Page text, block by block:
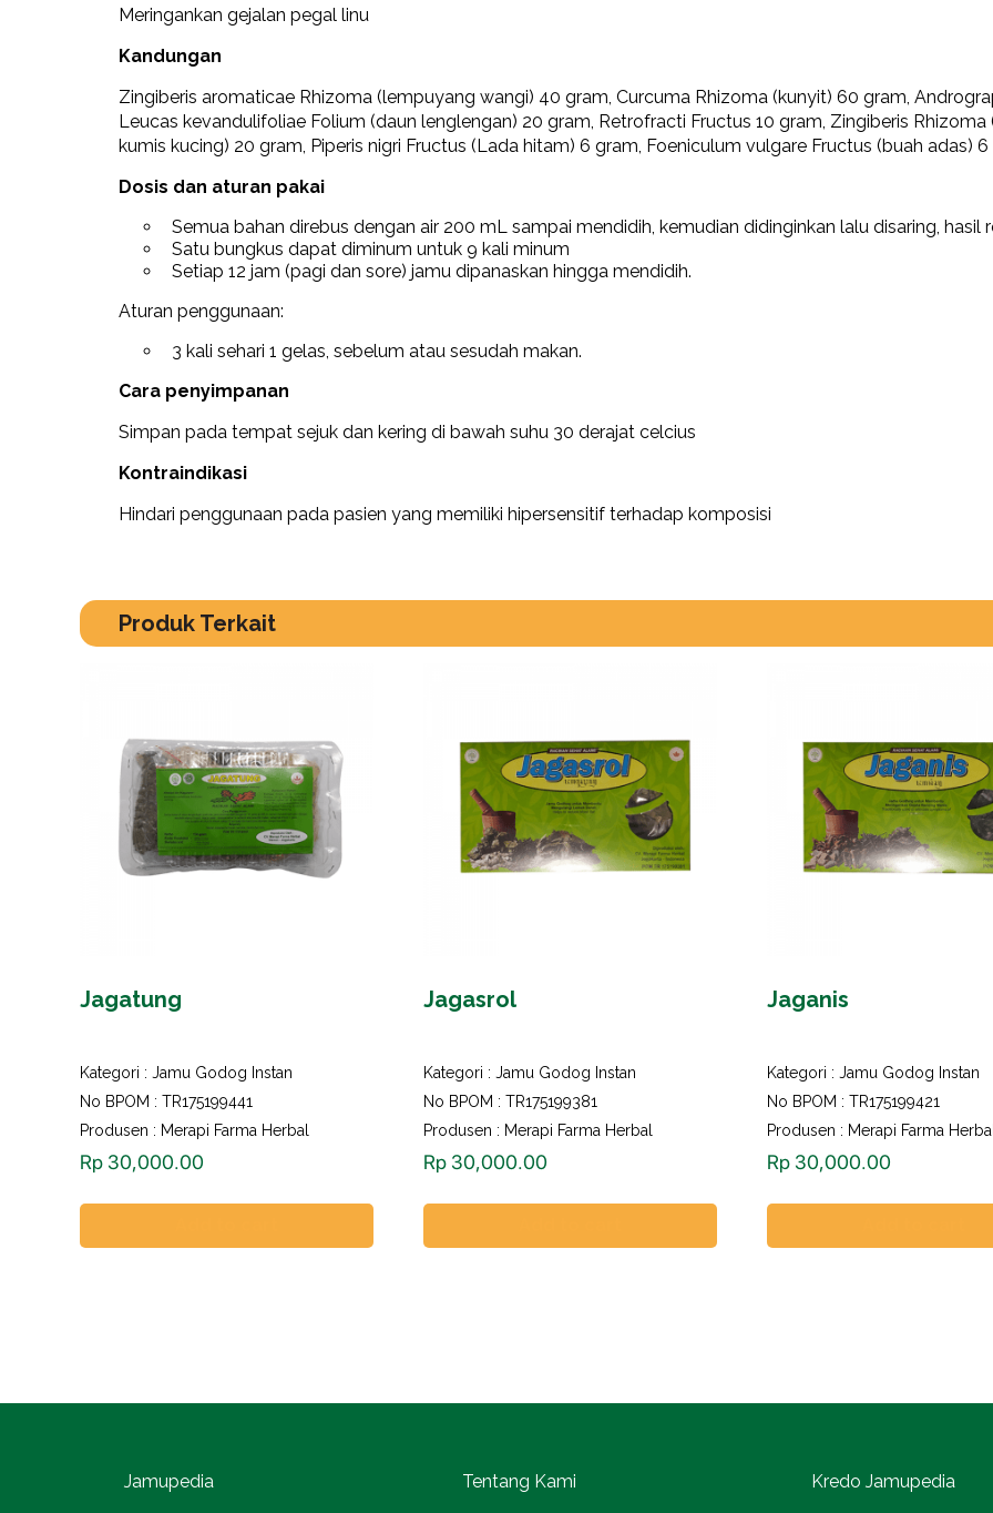
Meringankan gejalan pegal linu
Kandungan
Zingiberis aromaticae Rhizoma (lempuyang wangi) 40 gram, Curcuma Rhizoma (kunyit) 60 gram,
Leucas kevandulifoliae Folium (daun lenglengan) 20 gram, Retrofracti Fructus 10 gram, Zingiberis
kumis kucing) 20 gram, Piperis nigri Fructus (Lada hitam) 6 gram, Foeniculum vulgare Fructus (buah adas)
Dosis dan aturan pakai
Semua bahan direbus dengan air 200 mL sampai mendidih, kemudian didinginkan lalu disaring, hasil
Satu bungkus dapat diminum untuk 9 kali minum
Setiap 12 jam (pagi dan sore) jamu dipanaskan hingga mendidih.
Aturan penggunaan:
3 kali sehari 1 gelas, sebelum atau sesudah makan.
Cara penyimpanan
Simpan pada tempat sejuk dan kering di bawah suhu 30 derajat celcius
Kontraindikasi
Hindari penggunaan pada pasien yang memiliki hipersensitif terhadap komposisi
Produk Terkait
Jagatung
Kategori : Jamu Godog Instan
No BPOM : TR175199441
Produsen : Merapi Farma Herbal
Rp 30,000.00
Jagasrol
Kategori :Jamu Godog Instan
No BPOM : TR175199381
Produsen : Merapi Farma Herbal
Rp 30,000.00
Jaganis
Kategori :Jamu Godog Instan
No BPOM : TR175199421
Produsen : Merapi Farma
Rp 30,000.00
Jamupedia Tentang Kami Kredo Jamupedia